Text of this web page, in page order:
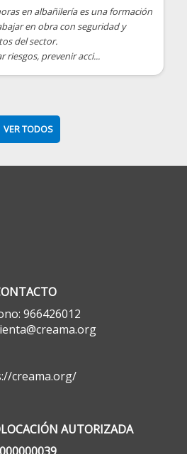
en albañilería es una formación
en obra con seguridad y
del sector.
riesgos, prevenir acci...
VER TODOS
966426012
creama.org/
AUTORIZADA